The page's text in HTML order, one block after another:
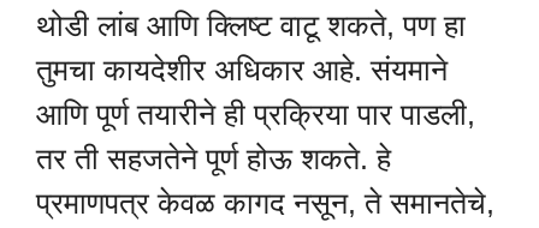
थोडी लांब आणि क्लिष्ट वाटू शकते, पण हा
तुमचा कायदेशीर अधिकार आहे. संयमाने
आणि पूर्ण तयारीने ही प्रक्रिया पार पाडली,
तर ती सहजतेने पूर्ण होऊ शकते. हे
प्रमाणपत्र केवळ कागद नसून, ते समानतेचे,